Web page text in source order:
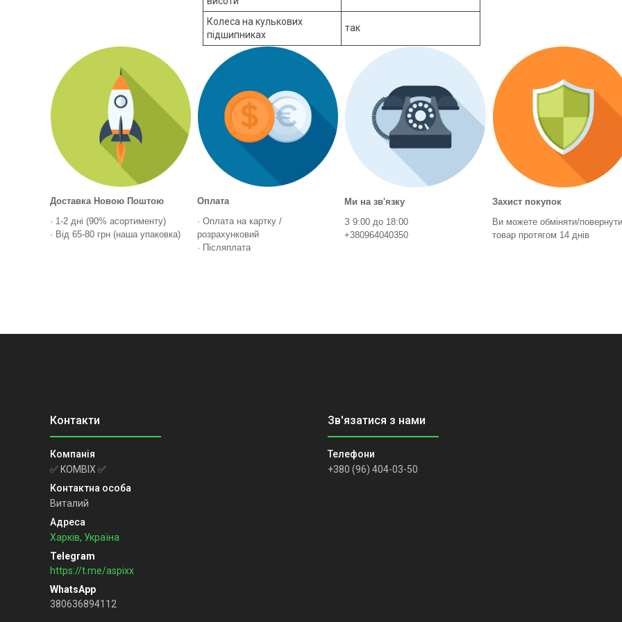
Колеса на кулькових
підшипниках
так
Доставка Новою Поштою
· 1-2 дні (90% асортименту)
· Від 65-80 грн (наша упаковка)
Оплата
· Оплата на картку /
розрахунковий
· Післяплата
Ми на зв'язку
З 9:00 до 18:00
+380964040350
Захист покупок
Ви можете обміняти/повернути
товар протягом 14 днів
✅ KOMBIX ✅
Виталий
Харків, Україна
https://t.me/aspixx
380636894112
+380 (96) 404-03-50